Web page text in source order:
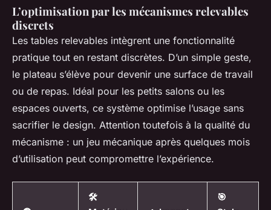
L’optimisation par les mécanismes relevables
discrets
Les tables relevables intègrent une fonctionnalité
pratique tout en restant discrètes. D’un simple geste,
le plateau s’élève pour devenir une surface de travail
ou de repas. Idéal pour les petits salons ou les
espaces ouverts, ce système optimise l’usage sans
sacrifier le design. Attention toutefois à la qualité du
mécanisme : un jeu mécanique après quelques mois
d’utilisation peut compromettre l’expérience.
🛠️
🎯